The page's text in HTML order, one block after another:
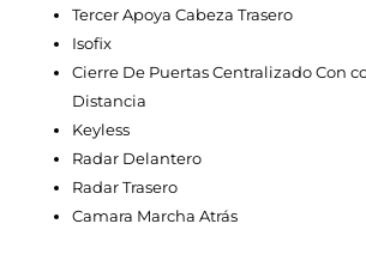
Tercer Apoya Cabeza Trasero
Isofix
Cierre De Puertas Centralizado Con
Distancia
Keyless
Radar Delantero
Radar Trasero
Camara Marcha Atrás